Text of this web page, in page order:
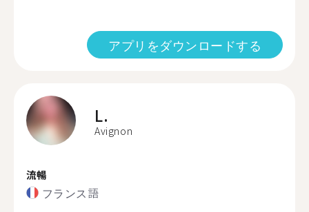
アプリをダウンロードする
L.
Avignon
流暢
フランス語